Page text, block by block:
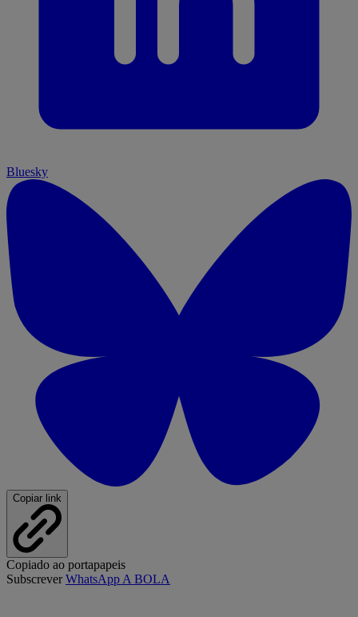
Bluesky
Copiar link
Copiado ao portapapeis
SubscreverWhatsApp A BOLA